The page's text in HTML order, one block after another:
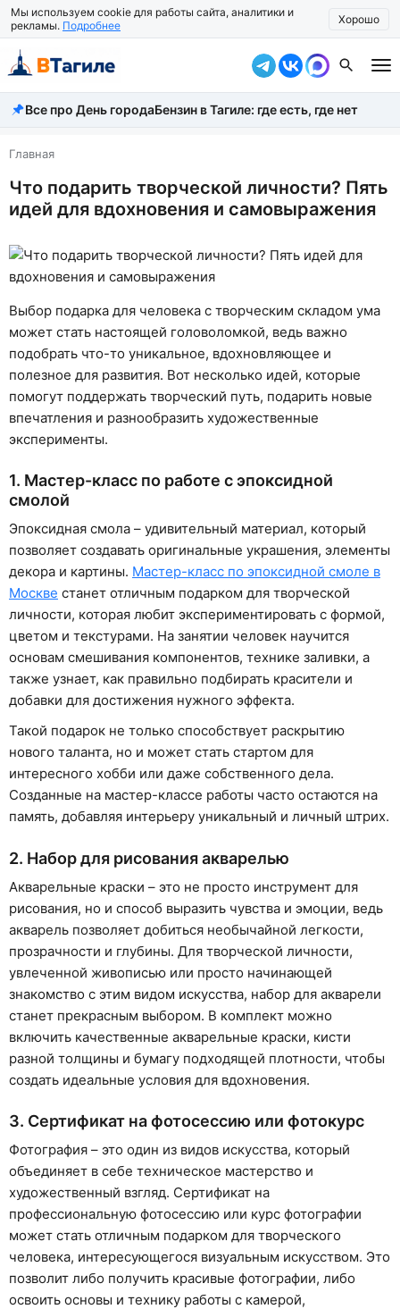
Мы используем cookie для работы сайта, аналитики и
рекламы. Подробнее Хорошо
Все новости
Происшествия
Город
Власть
Жизнь
Общество
Рассказать новость
Все про День городаБензин в Тагиле: где есть, где нет
Главная
Что подарить творческой личности? Пять
идей для вдохновения и самовыражения
Выбор подарка для человека с творческим складом ума
может стать настоящей головоломкой, ведь важно
подобрать что-то уникальное, вдохновляющее и
полезное для развития. Вот несколько идей, которые
помогут поддержать творческий путь, подарить новые
впечатления и разнообразить художественные
эксперименты.
1. Мастер-класс по работе с эпоксидной
смолой
Эпоксидная смола – удивительный материал, который
позволяет создавать оригинальные украшения, элементы
декора и картины. Мастер-класс по эпоксидной смоле в
Москве станет отличным подарком для творческой
личности, которая любит экспериментировать с формой,
цветом и текстурами. На занятии человек научится
основам смешивания компонентов, технике заливки, а
также узнает, как правильно подбирать красители и
добавки для достижения нужного эффекта.
Такой подарок не только способствует раскрытию
нового таланта, но и может стать стартом для
интересного хобби или даже собственного дела.
Созданные на мастер-классе работы часто остаются на
память, добавляя интерьеру уникальный и личный штрих.
2. Набор для рисования акварелью
Акварельные краски – это не просто инструмент для
рисования, но и способ выразить чувства и эмоции, ведь
акварель позволяет добиться необычайной легкости,
прозрачности и глубины. Для творческой личности,
увлеченной живописью или просто начинающей
знакомство с этим видом искусства, набор для акварели
станет прекрасным выбором. В комплект можно
включить качественные акварельные краски, кисти
разной толщины и бумагу подходящей плотности, чтобы
создать идеальные условия для вдохновения.
3. Сертификат на фотосессию или фотокурс
Фотография – это один из видов искусства, который
объединяет в себе техническое мастерство и
художественный взгляд. Сертификат на
профессиональную фотосессию или курс фотографии
может стать отличным подарком для творческого
человека, интересующегося визуальным искусством. Это
позволит либо получить красивые фотографии, либо
освоить основы и технику работы с камерой,